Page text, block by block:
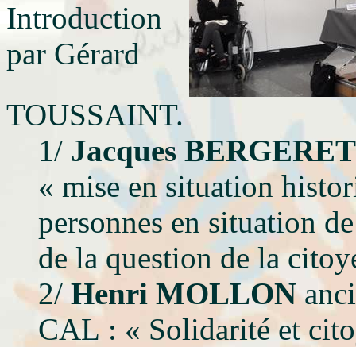
Introduction
par Gérard
TOUSSAINT.
1/ Jacques BERGERET
« mise en situation
personnes en situation
de la question de la
2/ Henri MOLLON
CAL : « Solidarité et